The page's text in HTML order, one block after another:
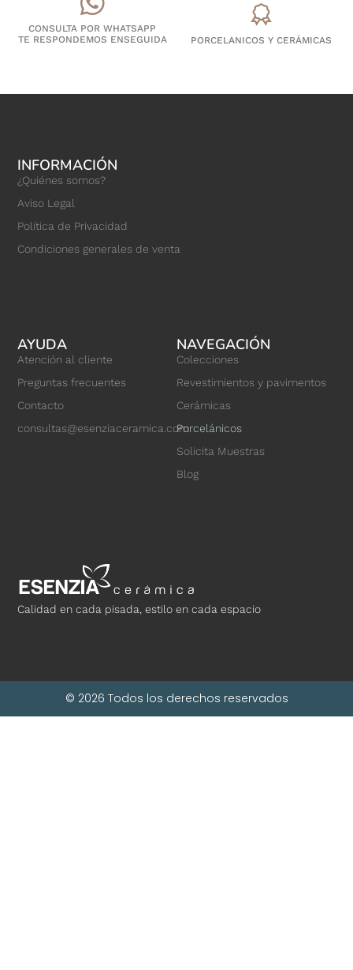
CONSULTA POR WHATSAPP
TE RESPONDEMOS ENSEGUIDA
PORCELANICOS Y CERÁMICAS
Calidad en cada pisada, estilo en cada espacio
NAVEGACIÓN
Colecciones
Revestimientos y pavimentos
Cerámicas
Porcelánicos
Solicita Muestras
Blog
INFORMACIÓN
¿Quiénes somos?
Aviso Legal
Política de Privacidad
Condiciones generales de venta
AYUDA
Atención al cliente
Preguntas frecuentes
Contacto
consultas@esenziaceramica.com
© 2026 Todos los derechos reservados